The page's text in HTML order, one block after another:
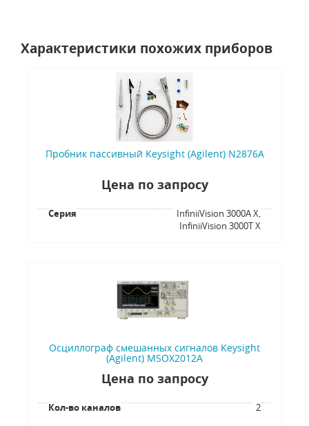
Характеристики похожих приборов
Пробник пассивный Keysight (Agilent) N2876A
Цена по запросу
Серия
InfiniiVision 3000A X,
InfiniiVision 3000T X
Осциллограф смешанных сигналов Keysight
(Agilent) MSOX2012A
Цена по запросу
Кол-во каналов 2